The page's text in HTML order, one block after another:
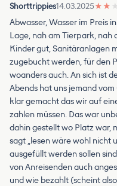
Shorttrippies14.03.2025★ ★ ★
Abwasser, Wasser im Preis
Lage, nah am Tierpark,
Kinder gut, Sanitäranlagen
zugebucht werden, für den
woanders auch. An sich ist
Abends hat uns jemand
klar gemacht das wir auf
zahlen müssen. Das war
dahin gestellt wo Platz war,
sagt „lesen wäre wohl nicht
ausgefüllt werden sollen
von Anreisenden auch
und wie bezahlt (scheint